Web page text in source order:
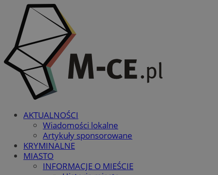
AKTUALNOŚCI
Wiadomości lokalne
Artykuły sponsorowane
KRYMINALNE
MIASTO
INFORMACJE O MIEŚCIE